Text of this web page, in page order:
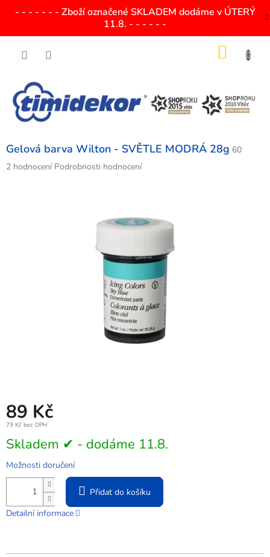
- - - - - - - Zboží označené SKLADEM dodáme v ÚTERÝ
11.8. - - - - - -
Gelová barva Wilton - SVĚTLE MODRÁ 28g 60
Průměrné
2 hodnocení Podrobnosti hodnocení
89 Kč
79 Kč bez DPH
Měrná
cena:
Skladem ✔ - dodáme 11.8.
Možnosti doručení
Přidat do košíku
Detailní informace